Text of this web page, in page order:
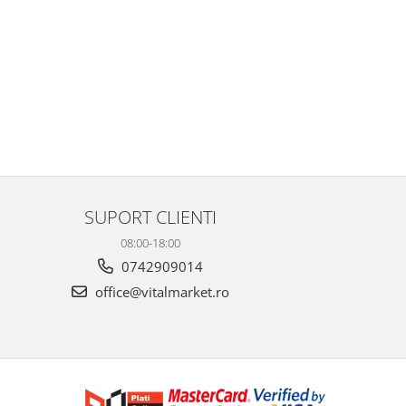
SUPORT CLIENTI
08:00-18:00
0742909014
office@vitalmarket.ro